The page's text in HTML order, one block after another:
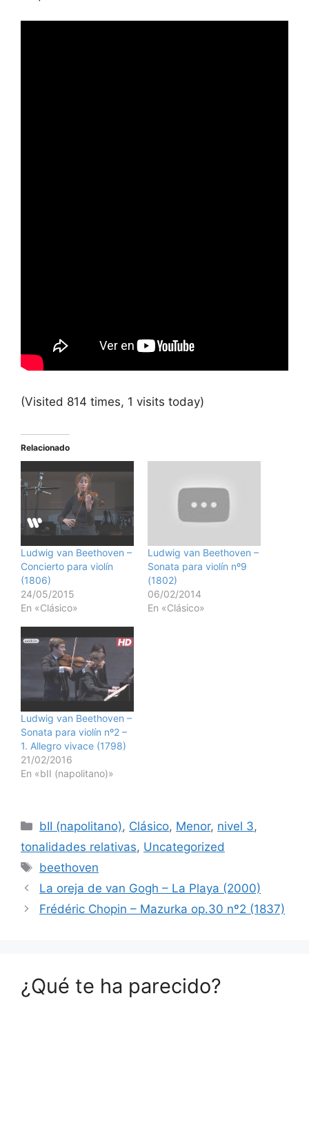
(Visited 814 times, 1 visits today)
Relacionado
Ludwig van Beethoven –
Concierto para violín
(1806)
24/05/2015
En «Clásico»
Ludwig van Beethoven –
Sonata para violín nº9
(1802)
06/02/2014
En «Clásico»
Ludwig van Beethoven –
Sonata para violín nº2 –
1. Allegro vivace (1798)
21/02/2016
En «bII (napolitano)»
Categorías
bII (napolitano), Clásico, Menor, nivel 3,
tonalidades relativas, Uncategorized
Etiquetas
beethoven
La oreja de van Gogh – La Playa (2000)
Frédéric Chopin – Mazurka op.30 nº2 (1837)
¿Qué te ha parecido?